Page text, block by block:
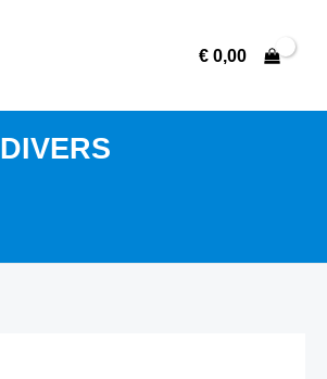
€0,00
DIVERS